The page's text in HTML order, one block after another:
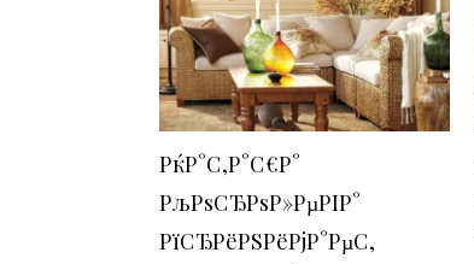
РќР°С‚Р°С€Р°
РљРѕСЂРѕР»РµРІР°
РїСЂРёРЅРёРјР°РµС‚